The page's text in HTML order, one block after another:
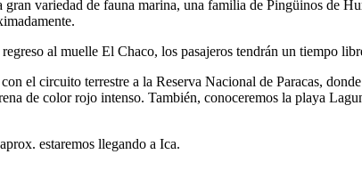
gran variedad de fauna marina, una familia de Pingüinos de
al muelle El Chaco, los pasajeros tendrán un tiempo
el circuito terrestre a la Reserva Nacional de Paracas,
de color rojo intenso. También, conoceremos la playa
estaremos llegando a Ica.